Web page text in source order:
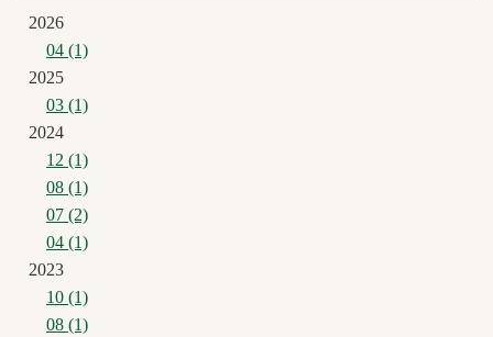
2026
04 (1)
2025
03 (1)
2024
12 (1)
08 (1)
07 (2)
04 (1)
2023
10 (1)
08 (1)